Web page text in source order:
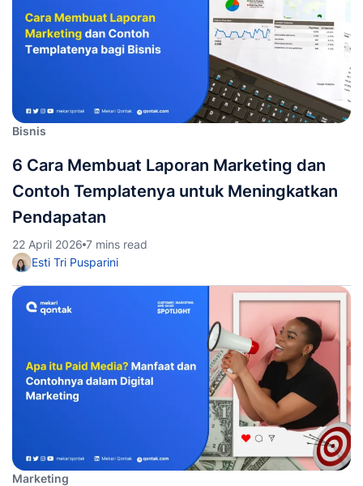
Bisnis
6 Cara Membuat Laporan Marketing dan
Contoh Templatenya untuk Meningkatkan
Pendapatan
22 April 2026 7 mins read
Esti Tri Pusparini
Marketing